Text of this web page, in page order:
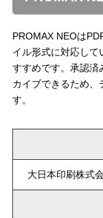
PROMAX NEOは
イル形式に対応して
すすめです。承認済
カイブできるため、
す。
大日本印刷株式